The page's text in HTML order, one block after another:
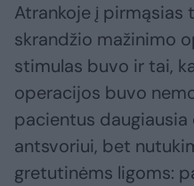
Atrankoje į pirmąsias
skrandžio mažinimo
stimulas buvo ir tai,
operacijos buvo
pacientus
antsvoriui, bet
gretutinėms ligoms: